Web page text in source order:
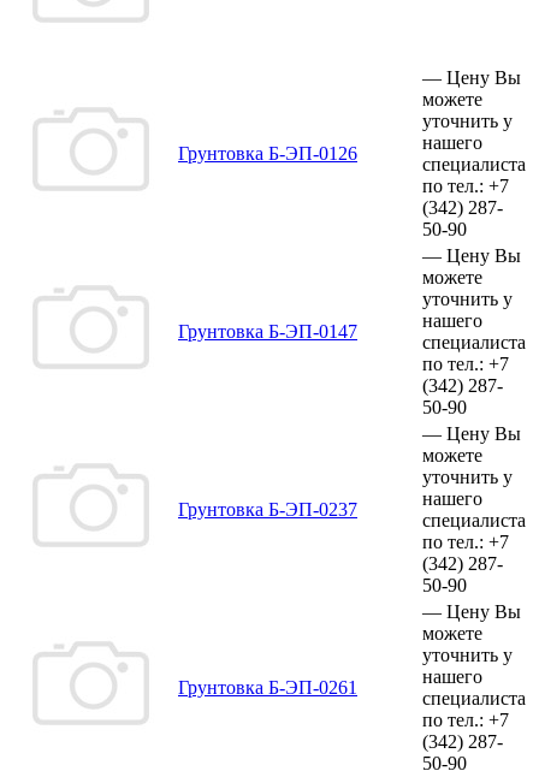
Грунтовка Б-ЭП-0126
— Цену Вы
можете
уточнить у
нашего
специалиста
по тел.: +7
(342) 287-
50-90
Грунтовка Б-ЭП-0147
— Цену Вы
можете
уточнить у
нашего
специалиста
по тел.: +7
(342) 287-
50-90
Грунтовка Б-ЭП-0237
— Цену Вы
можете
уточнить у
нашего
специалиста
по тел.: +7
(342) 287-
50-90
Грунтовка Б-ЭП-0261
— Цену Вы
можете
уточнить у
нашего
специалиста
по тел.: +7
(342) 287-
50-90